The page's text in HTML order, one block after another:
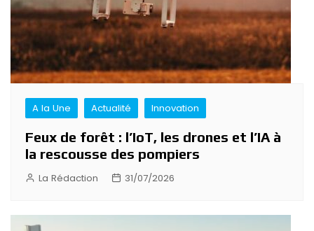
A la Une Actualité Innovation
Feux de forêt : l’IoT, les drones et l’IA à
la rescousse des pompiers
La Rédaction 31/07/2026